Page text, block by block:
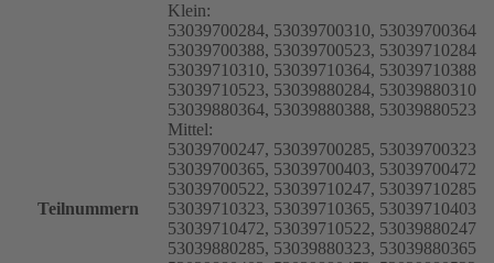
Teilnummern
Klein:
53039700284, 53039700310, 53039700364
53039700388, 53039700523, 53039710284
53039710310, 53039710364, 53039710388
53039710523, 53039880284, 53039880310
53039880364, 53039880388, 53039880523
Mittel:
53039700247, 53039700285, 53039700323
53039700365, 53039700403, 53039700472
53039700522, 53039710247, 53039710285
53039710323, 53039710365, 53039710403
53039710472, 53039710522, 53039880247
53039880285, 53039880323, 53039880365